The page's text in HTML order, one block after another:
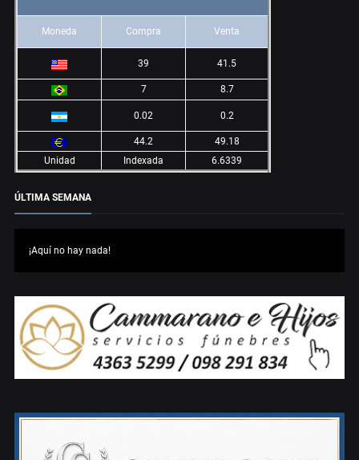
Moneda Compra Venta
39 41.5
7 8.7
0.02 0.2
44.2
49.18
Unidad
Indexada 6.6339
ÚLTIMA SEMANA
¡Aquí no hay nada!